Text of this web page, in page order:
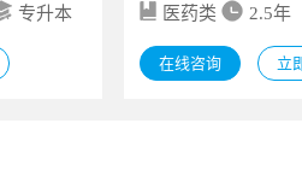
专升本
医药类
2.5年
在线咨询 立